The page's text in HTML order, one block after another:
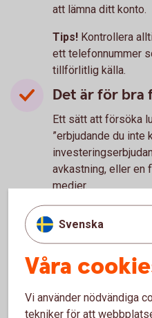
att lämna ditt konto.
Tips! Kontrollera
ett telefonnummer
tillförlitlig källa.
Det är för bra
Ett sätt att försöka
”erbjudande du inte
avkastning, eller en
medier.
Kolla alltid
att vara sant. Fråga
och tror om
Svenska
Våra
Vi använder nödvändiga
tekniker för att